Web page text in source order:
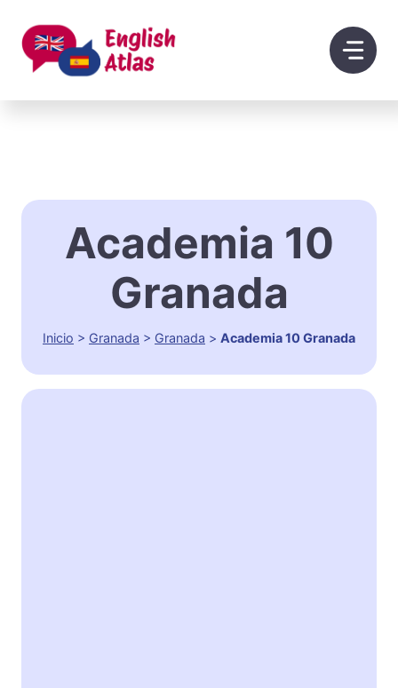
contenido
Academia 10
Granada
Inicio > Granada > Granada > Academia 10 Granada